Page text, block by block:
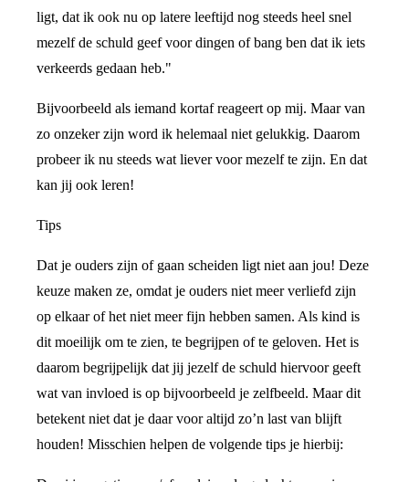
ligt, dat ik ook nu op latere leeftijd nog steeds heel snel
mezelf de schuld geef voor dingen of bang ben dat ik iets
verkeerds gedaan heb."
Bijvoorbeeld als iemand kortaf reageert op mij. Maar van
zo onzeker zijn word ik helemaal niet gelukkig. Daarom
probeer ik nu steeds wat liever voor mezelf te zijn. En dat
kan jij ook leren!
Tips
Dat je ouders zijn of gaan scheiden ligt niet aan jou! Deze
keuze maken ze, omdat je ouders niet meer verliefd zijn
op elkaar of het niet meer fijn hebben samen. Als kind is
dit moeilijk om te zien, te begrijpen of te geloven. Het is
daarom begrijpelijk dat jij jezelf de schuld hiervoor geeft
wat van invloed is op bijvoorbeeld je zelfbeeld. Maar dit
betekent niet dat je daar voor altijd zo’n last van blijft
houden! Misschien helpen de volgende tips je hierbij: